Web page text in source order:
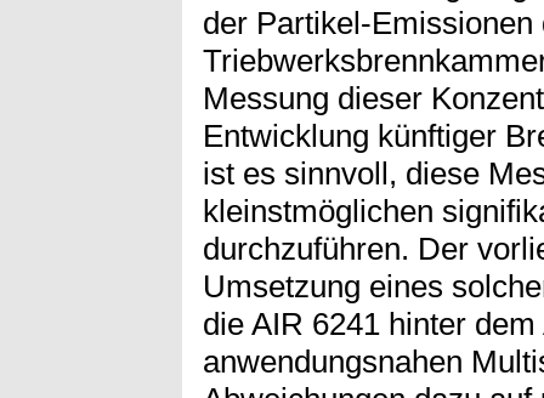
der Partikel-
Messung dieser
Entwicklung künftiger
ist es sinnvoll, diese
kleinstmöglichen
durchzuführen. Der
Umsetzung eines
die AIR 6241 hinter
anwendungsnahen